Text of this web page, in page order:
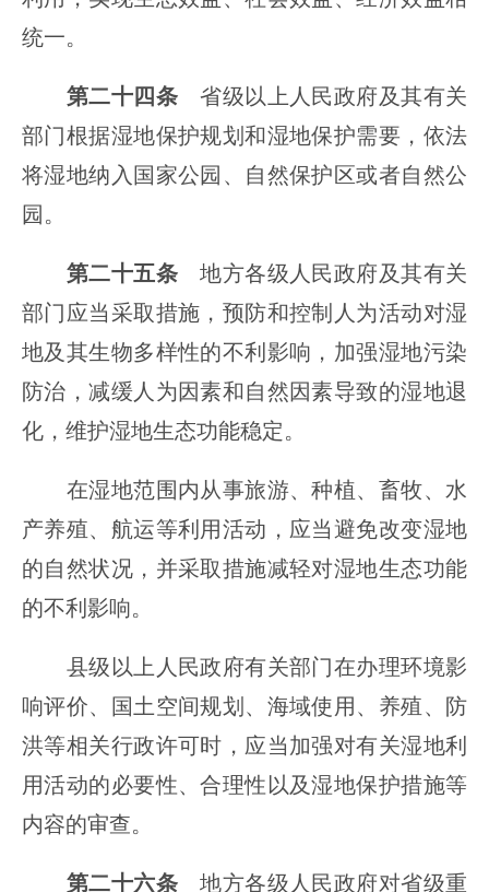
统一。
第二十四条省级以上人民政府及其有关
部门根据湿地保护规划和湿地保护需要，依法
将湿地纳入国家公园、自然保护区或者自然公
园。
第二十五条地方各级人民政府及其有关
部门应当采取措施，预防和控制人为活动对湿
地及其生物多样性的不利影响，加强湿地污染
防治，减缓人为因素和自然因素导致的湿地退
化，维护湿地生态功能稳定。
在湿地范围内从事旅游、种植、畜牧、水
产养殖、航运等利用活动，应当避免改变湿地
的自然状况，并采取措施减轻对湿地生态功能
的不利影响。
县级以上人民政府有关部门在办理环境影
响评价、国土空间规划、海域使用、养殖、防
洪等相关行政许可时，应当加强对有关湿地利
用活动的必要性、合理性以及湿地保护措施等
内容的审查。
第二十六条地方各级人民政府对省级重